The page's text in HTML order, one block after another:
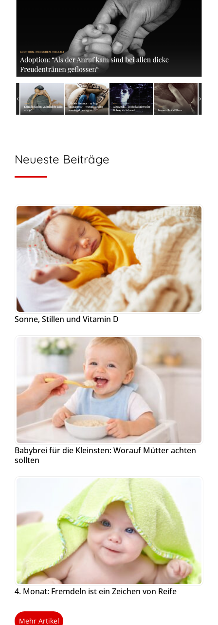
Neueste Beiträge
Sonne, Stillen und Vitamin D
Babybrei für die Kleinsten: Worauf Mütter achten
sollten
4. Monat: Fremdeln ist ein Zeichen von Reife
Mehr Artikel